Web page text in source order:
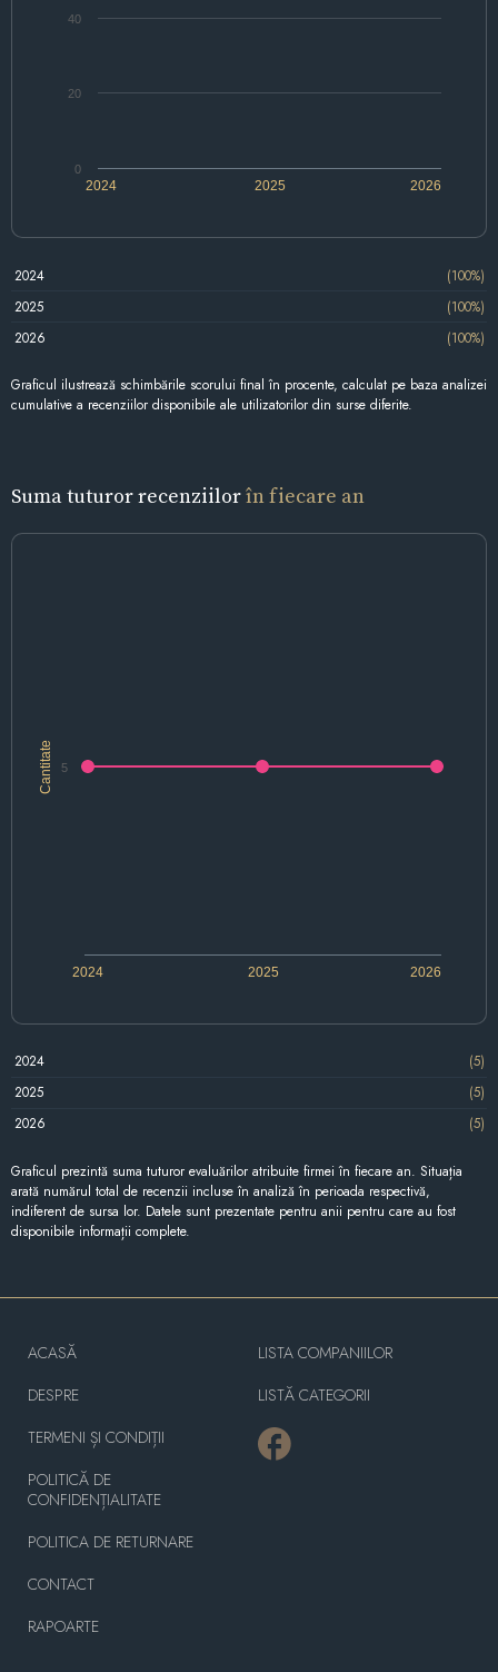
2024 2025 2026
0
20
40
2024
(100%)
2025
(100%)
2026
(100%)
Graficul ilustrează schimbările scorului final în procente, calculat pe baza analizei
cumulative a recenziilor disponibile ale utilizatorilor din surse diferite.
Suma tuturor recenziilorîn fiecare an
Cantitate
2024 2026
2025
5
2024
(5)
2025
(5)
2026
(5)
Graficul prezintă suma tuturor evaluărilor atribuite firmei în fiecare an. Situația
arată numărul total de recenzii incluse în analiză în perioada respectivă,
indiferent de sursa lor. Datele sunt prezentate pentru anii pentru care au fost
disponibile informații complete.
ACASĂ
DESPRE
TERMENI ȘI CONDIȚII
POLITICĂ DE
CONFIDENȚIALITATE
POLITICA DE RETURNARE
CONTACT
RAPOARTE
LISTA COMPANIILOR
LISTĂ CATEGORII